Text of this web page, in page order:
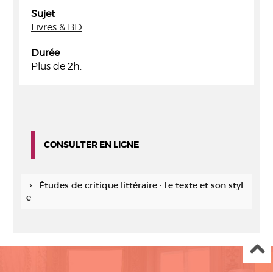
Sujet
Livres & BD
Durée
Plus de 2h.
CONSULTER EN LIGNE
Études de critique littéraire : Le texte et son styl
e